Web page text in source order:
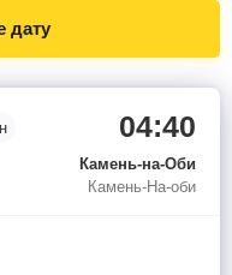
дату
04:40
Камень-на-Оби
Камень-На-оби